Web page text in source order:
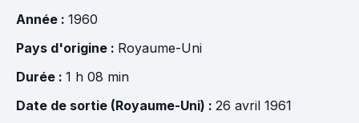
Année : 1960
Pays d'origine : Royaume-Uni
Durée : 1 h 08 min
Date de sortie (Royaume-Uni) : 26 avril 1961